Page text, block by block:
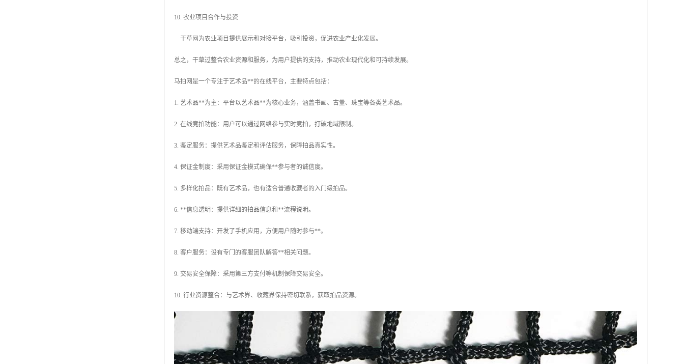
10. 农业项目合作与投资
干草网为农业项目提供展示和对接平台，吸引投资，促进农业产业化发展。
总之，干草过整合农业资源和服务，为用户提供的支持，推动农业现代化和可持续发展。
马拍网是一个专注于艺术品**的在线平台，主要特点包括：
1. 艺术品**为主：平台以艺术品**为核心业务，涵盖书画、古董、珠宝等各类艺术品。
2. 在线竞拍功能：用户可以通过网络参与实时竞拍，打破地域限制。
3. 鉴定服务：提供艺术品鉴定和评估服务，保障拍品真实性。
4. 保证金制度：采用保证金模式确保**参与者的诚信度。
5. 多样化拍品：既有艺术品，也有适合普通收藏者的入门级拍品。
6. **信息透明：提供详细的拍品信息和**流程说明。
7. 移动端支持：开发了手机应用，方便用户随时参与**。
8. 客户服务：设有专门的客服团队解答**相关问题。
9. 交易安全保障：采用第三方支付等机制保障交易安全。
10. 行业资源整合：与艺术界、收藏界保持密切联系，获取拍品资源。